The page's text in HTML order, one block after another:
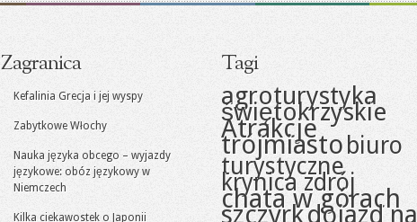
Zagranica
Kefalinia Grecja i jej wyspy
Zabytkowe Włochy
Nauka języka obcego – wyjazdy
językowe: obóz językowy w
Niemczech
Kilka ciekawostek o Japonii
Tagi
agroturystyka
świętokrzyskie
Atrakcje
trójmiasto biuro
turystyczne
krynica zdrój
chata w górach
szczyrkdojazd na